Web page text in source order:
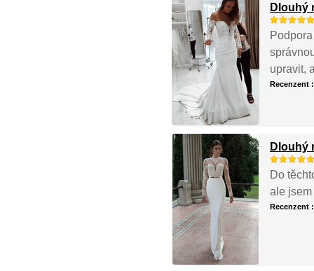
Dlouhý
upravit,
Recenzent
Dlouhý
Do
ale
Recenzent